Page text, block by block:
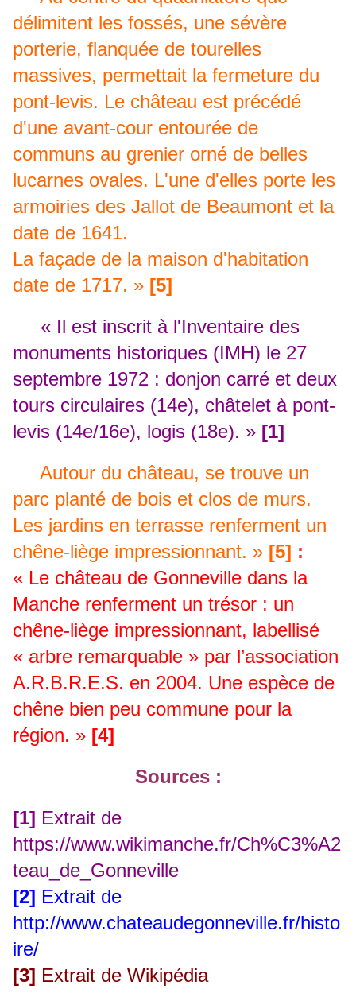
délimitent les fossés, une sévère
porterie, flanquée de tourelles
massives, permettait la fermeture du
pont-levis. Le château est précédé
d'une avant-cour entourée de
communs au grenier orné de belles
lucarnes ovales. L'une d'elles porte les
armoiries des Jallot de Beaumont et la
date de 1641.
La façade de la maison d'habitation
date de 1717. » [5]
« Il est inscrit à l'Inventaire des
monuments historiques (IMH) le 27
septembre 1972 : donjon carré et deux
tours circulaires (14e), châtelet à pont-
levis (14e/16e), logis (18e). » [1]
Autour du château, se trouve un
parc planté de bois et clos de murs.
Les jardins en terrasse renferment un
chêne-liège impressionnant. » [5] :
« Le château de Gonneville dans la
Manche renferment un trésor : un
chêne-liège impressionnant, labellisé
« arbre remarquable » par l’association
A.R.B.R.E.S. en 2004. Une espèce de
chêne bien peu commune pour la
région. » [4]
Sources :
[1] Extrait de
https://www.wikimanche.fr/Ch%C3%A2
teau_de_Gonneville
[2] Extrait de
http://www.chateaudegonneville.fr/histo
ire/
[3] Extrait de Wikipédia